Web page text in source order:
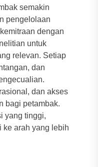
semakin
pengelolaan
dengan
untuk
relevan. Setiap
dan
dan akses
bagi petambak.
yang tinggi,
ke arah yang lebih